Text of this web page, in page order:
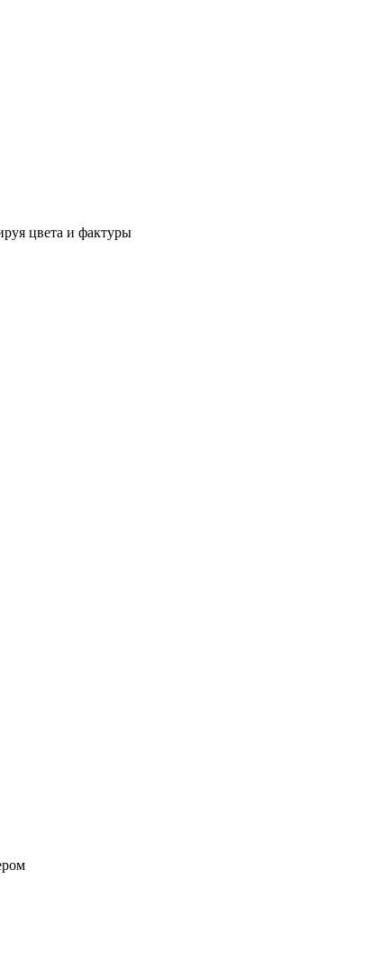
цвета и фактуры